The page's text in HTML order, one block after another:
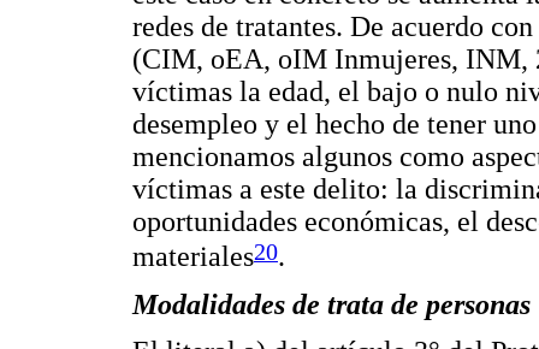
redes de tratantes. De acuerdo
(CIM, oEA, oIM Inmujeres, INM,
víctimas la edad, el bajo o nulo
desempleo y el hecho de tener
mencionamos algunos como
víctimas a este delito: la
oportunidades económicas, el
materiales20.
Modalidades de trata de personas